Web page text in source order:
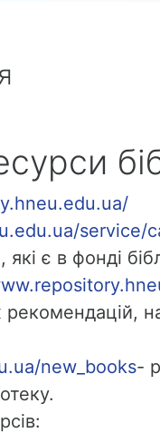
service/
є в фонді
new_books-